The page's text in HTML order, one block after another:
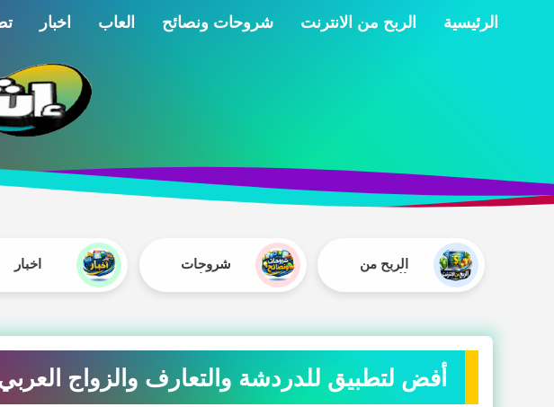
الرئيسية الربح من الانترنت شروحات ونصائح العاب اخبار
الربح من
الانترنت
شروحات
ونصائح
اخبار
أفض لتطبيق للدردشة والتعارف والزواج